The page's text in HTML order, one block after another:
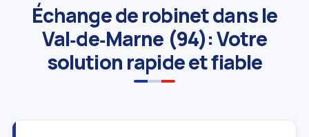
Échange de robinet dans le
Val‑de‑Marne (94): Votre
solution rapide et fiable